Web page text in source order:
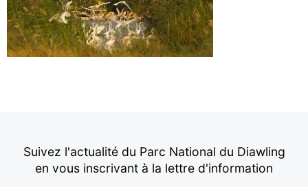
Suivez l'actualité du Parc National du Diawling
en vous inscrivant à la lettre d'information